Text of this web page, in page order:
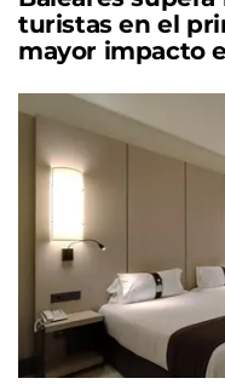
turistas en el
mayor impacto